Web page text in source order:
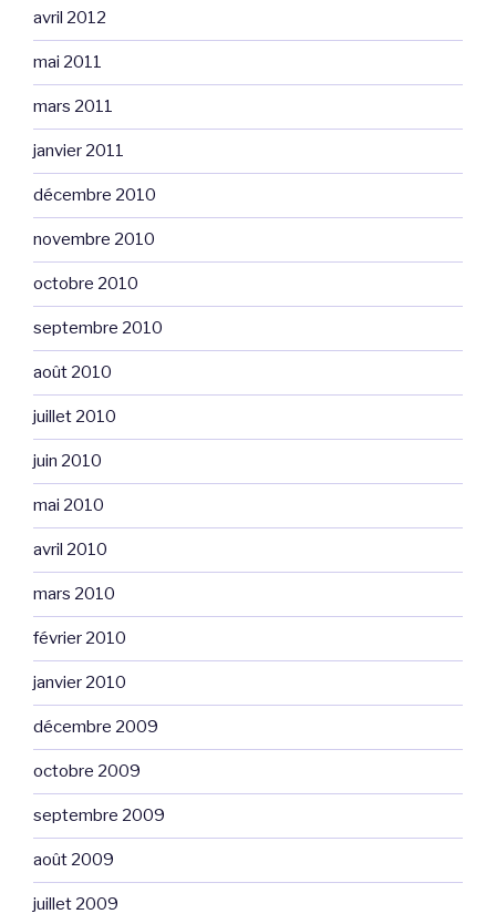
avril 2012
mai 2011
mars 2011
janvier 2011
décembre 2010
novembre 2010
octobre 2010
septembre 2010
août 2010
juillet 2010
juin 2010
mai 2010
avril 2010
mars 2010
février 2010
janvier 2010
décembre 2009
octobre 2009
septembre 2009
août 2009
juillet 2009